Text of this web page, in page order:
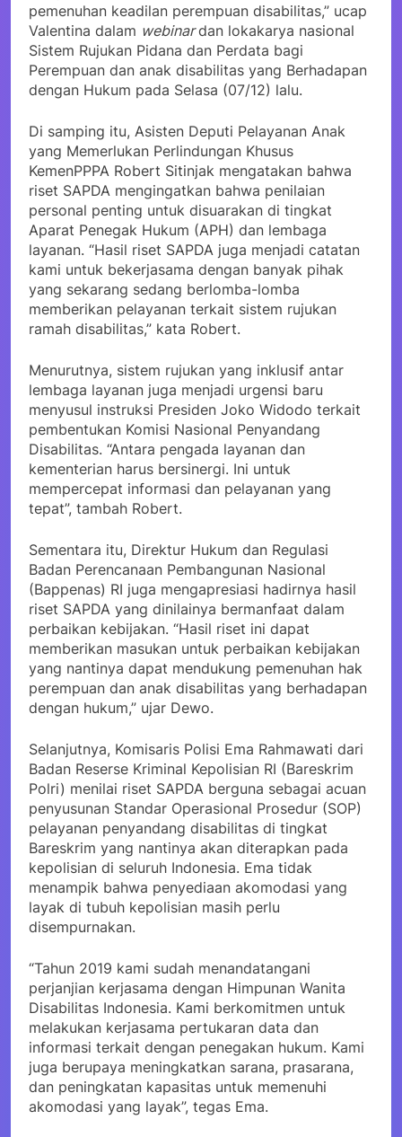
pemenuhan keadilan perempuan disabilitas,” ucap
Valentina dalam webinardan lokakarya nasional
Sistem Rujukan Pidana dan Perdata bagi
Perempuan dan anak disabilitas yang Berhadapan
dengan Hukum pada Selasa (07/12) lalu.
Di samping itu, Asisten Deputi Pelayanan Anak
yang Memerlukan Perlindungan Khusus
KemenPPPA Robert Sitinjak mengatakan bahwa
riset SAPDA mengingatkan bahwa penilaian
personal penting untuk disuarakan di tingkat
Aparat Penegak Hukum (APH) dan lembaga
layanan. “Hasil riset SAPDA juga menjadi catatan
kami untuk bekerjasama dengan banyak pihak
yang sekarang sedang berlomba-lomba
memberikan pelayanan terkait sistem rujukan
ramah disabilitas,” kata Robert.
Menurutnya, sistem rujukan yang inklusif antar
lembaga layanan juga menjadi urgensi baru
menyusul instruksi Presiden Joko Widodo terkait
pembentukan Komisi Nasional Penyandang
Disabilitas. “Antara pengada layanan dan
kementerian harus bersinergi. Ini untuk
mempercepat informasi dan pelayanan yang
tepat”, tambah Robert.
Sementara itu, Direktur Hukum dan Regulasi
Badan Perencanaan Pembangunan Nasional
(Bappenas) RI juga mengapresiasi hadirnya hasil
riset SAPDA yang dinilainya bermanfaat dalam
perbaikan kebijakan. “Hasil riset ini dapat
memberikan masukan untuk perbaikan kebijakan
yang nantinya dapat mendukung pemenuhan hak
perempuan dan anak disabilitas yang berhadapan
dengan hukum,” ujar Dewo.
Selanjutnya, Komisaris Polisi Ema Rahmawati dari
Badan Reserse Kriminal Kepolisian RI (Bareskrim
Polri) menilai riset SAPDA berguna sebagai acuan
penyusunan Standar Operasional Prosedur (SOP)
pelayanan penyandang disabilitas di tingkat
Bareskrim yang nantinya akan diterapkan pada
kepolisian di seluruh Indonesia. Ema tidak
menampik bahwa penyediaan akomodasi yang
layak di tubuh kepolisian masih perlu
disempurnakan.
“Tahun 2019 kami sudah menandatangani
perjanjian kerjasama dengan Himpunan Wanita
Disabilitas Indonesia. Kami berkomitmen untuk
melakukan kerjasama pertukaran data dan
informasi terkait dengan penegakan hukum. Kami
juga berupaya meningkatkan sarana, prasarana,
dan peningkatan kapasitas untuk memenuhi
akomodasi yang layak”, tegas Ema.